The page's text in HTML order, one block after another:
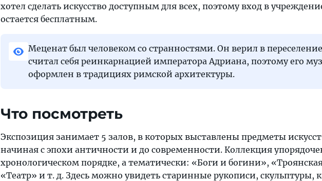
хотел сделать искусство доступным для всех, поэтому вход в
остается бесплатным.
Меценат был человеком со странностями. Он верил в
считал себя реинкарнацией императора Адриана, поэтому его
оформлен в традициях римской архитектуры.
Что посмотреть
Экспозиция занимает 5 залов, в которых выставлены предметы
начиная с эпохи античности и до современности. Коллекция
хронологическом порядке, а тематически: «Боги и богини»,
«Театр» и т. д. Здесь можно увидеть старинные рукописи, скульптуры,